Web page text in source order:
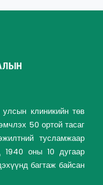
клиникийн төв
50 ортой тасаг
тусламжаар
1940 оны 10 дугаар
багтаж байсан